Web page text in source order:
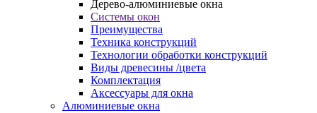
Дерево-алюминиевые окна
Системы окон
Преимущества
Техника конструкций
Технологии обработки конструкций
Виды древесины /цвета
Комплектация
Аксессуары для окна
Алюминиевые окна